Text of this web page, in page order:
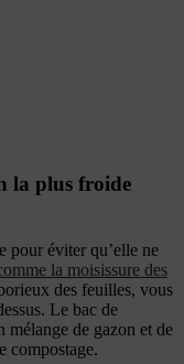
la plus froide
pour éviter qu’elle ne
la moisissure des
des feuilles, vous
Le bac de
mélange de gazon et de
compostage.